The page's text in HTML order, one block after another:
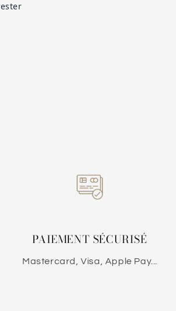
PAIEMENT SÉCURISÉ
Mastercard, Visa, Apple Pay...